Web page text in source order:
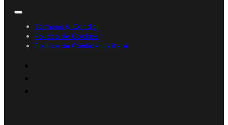
Termene și Condiții
Politica de Cookies
Politica de Confidențialitate